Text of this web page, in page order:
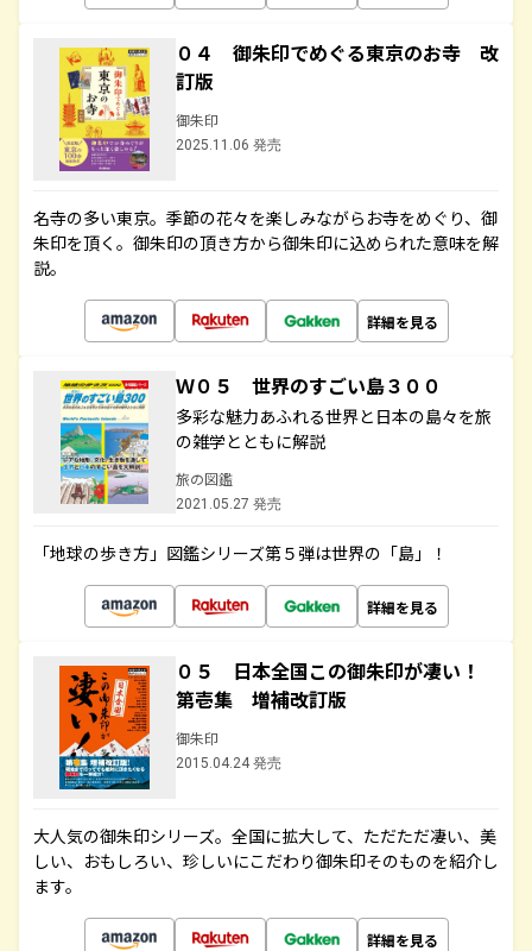
０４ 御朱印でめぐる東京のお寺 改
訂版
御朱印
2025.11.06 発売
名寺の多い東京。季節の花々を楽しみながらお寺をめぐり、御
朱印を頂く。御朱印の頂き方から御朱印に込められた意味を解
説。
詳細を見る
Ｗ０５ 世界のすごい島３００
多彩な魅力あふれる世界と日本の島々を旅
の雑学とともに解説
旅の図鑑
2021.05.27 発売
「地球の歩き方」図鑑シリーズ第５弾は世界の「島」！
詳細を見る
０５ 日本全国この御朱印が凄い！
第壱集 増補改訂版
御朱印
2015.04.24 発売
大人気の御朱印シリーズ。全国に拡大して、ただただ凄い、美
しい、おもしろい、珍しいにこだわり御朱印そのものを紹介し
ます。
詳細を見る